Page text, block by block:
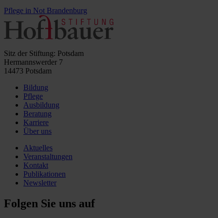
Pflege in Not Brandenburg
Sitz der Stiftung: Potsdam
Hermannswerder 7
14473 Potsdam
Bildung
Pflege
Ausbildung
Beratung
Karriere
Über uns
Aktuelles
Veranstaltungen
Kontakt
Publikationen
Newsletter
Folgen Sie uns auf